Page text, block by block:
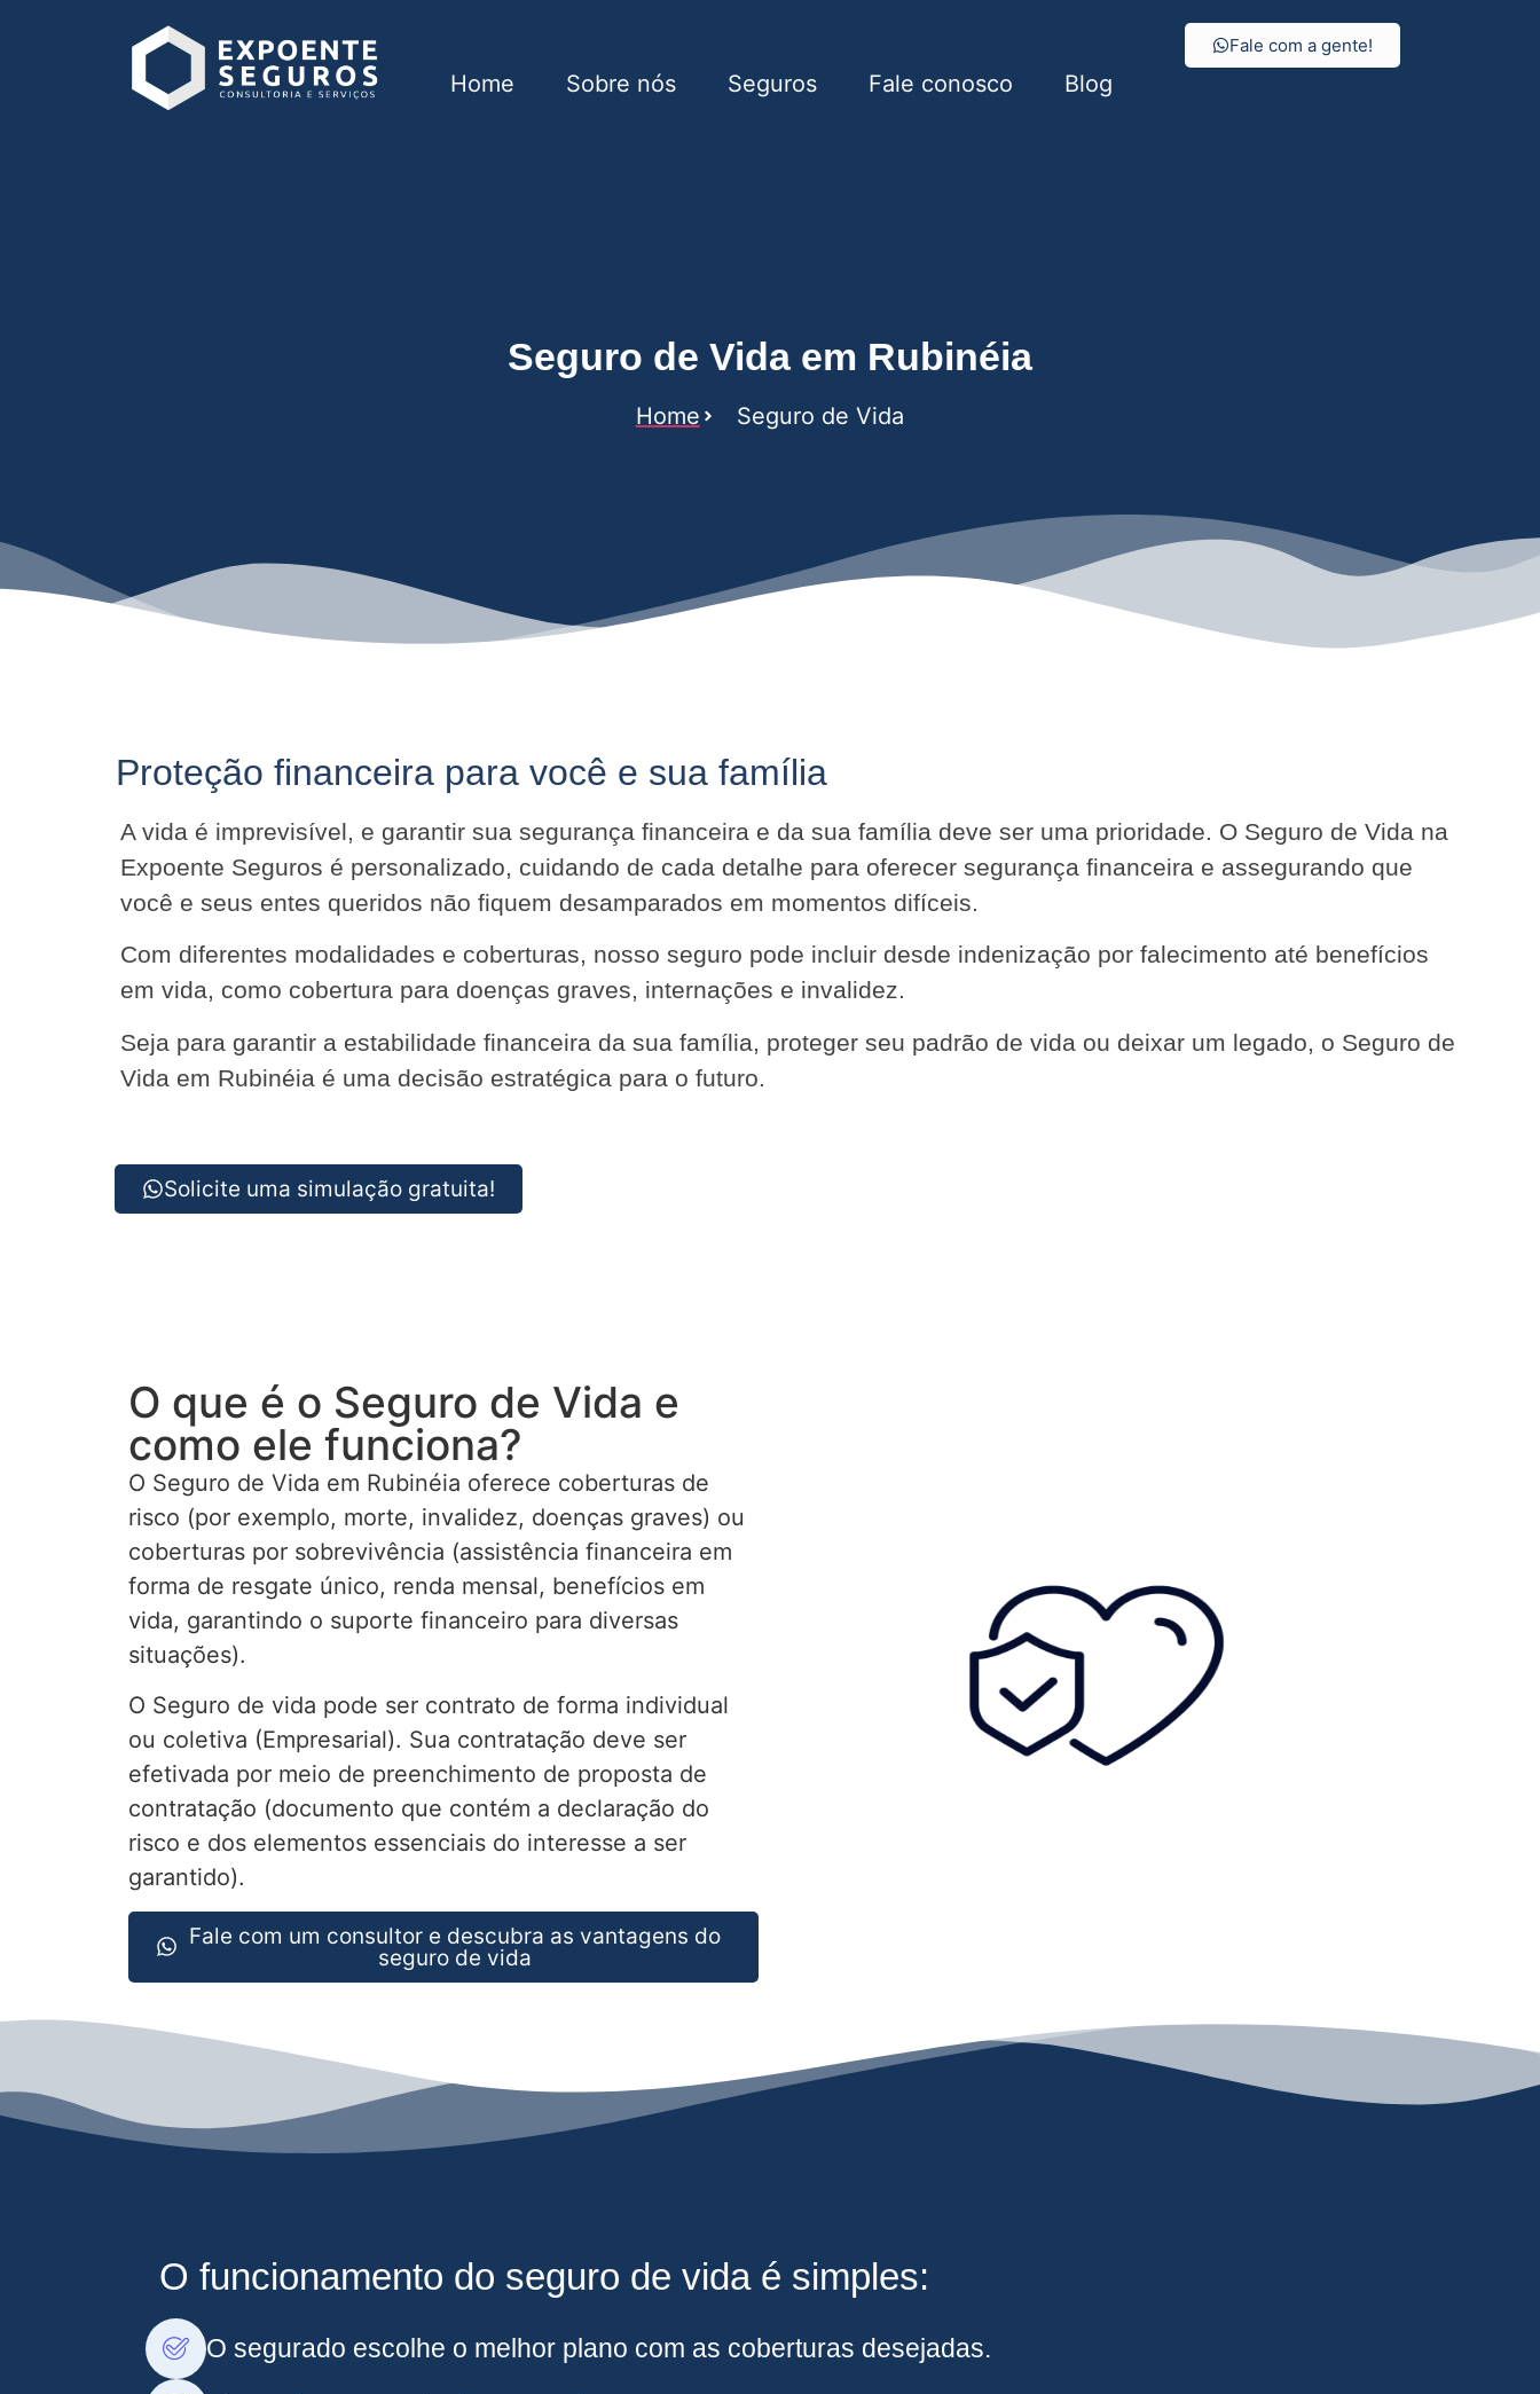
Home Sobre nós Seguros Fale conosco Blog
Fale com a gente!
Seguro de Vida em Rubinéia
Home Seguro de Vida
Proteção financeira para você e sua família
A vida é imprevisível, e garantir sua segurança financeira e da sua família deve ser uma prioridade. O Seguro de Vida na
Expoente Seguros é personalizado, cuidando de cada detalhe para oferecer segurança financeira e assegurando que
você e seus entes queridos não fiquem desamparados em momentos difíceis.
Com diferentes modalidades e coberturas, nosso seguro pode incluir desde indenização por falecimento até benefícios
em vida, como cobertura para doenças graves, internações e invalidez.
Seja para garantir a estabilidade financeira da sua família, proteger seu padrão de vida ou deixar um legado, o Seguro de
Vida em Rubinéia é uma decisão estratégica para o futuro.
Solicite uma simulação gratuita!
O que é o Seguro de Vida e
como ele funciona?
O Seguro de Vida em Rubinéia oferece coberturas de
risco (por exemplo, morte, invalidez, doenças graves) ou
coberturas por sobrevivência (assistência financeira em
forma de resgate único, renda mensal, benefícios em
vida, garantindo o suporte financeiro para diversas
situações).
O Seguro de vida pode ser contrato de forma individual
ou coletiva (Empresarial). Sua contratação deve ser
efetivada por meio de preenchimento de proposta de
contratação (documento que contém a declaração do
risco e dos elementos essenciais do interesse a ser
garantido).
Fale com um consultor e descubra as vantagens do
seguro de vida
O funcionamento do seguro de vida é simples:
O segurado escolhe o melhor plano com as coberturas desejadas.